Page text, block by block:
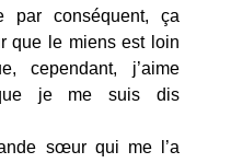
par conséquent, ça
que le miens est loin
cependant, j’aime
je me suis dis
sœur qui me l’a